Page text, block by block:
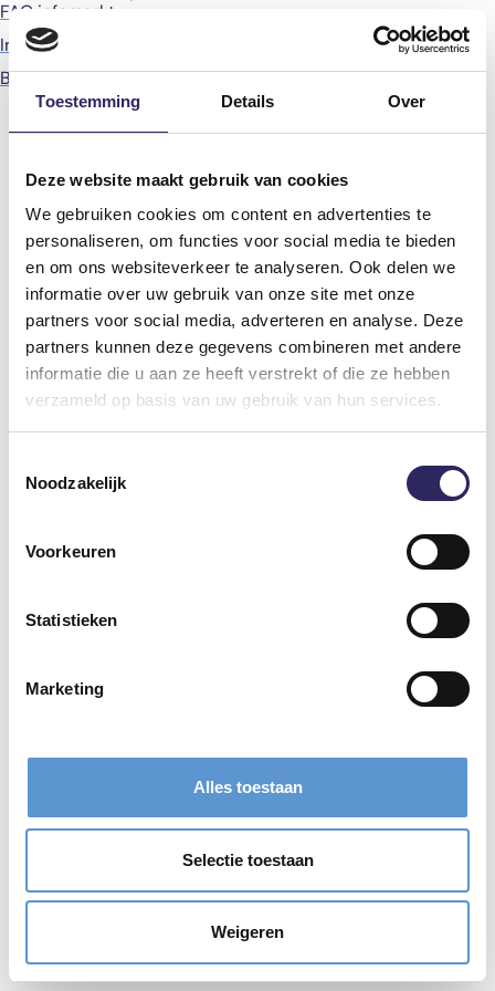
Toestemming Details Over
Deze website maakt gebruik van cookies
We gebruiken cookies om content en advertenties te
personaliseren, om functies voor social media te bieden
en om ons websiteverkeer te analyseren. Ook delen we
informatie over uw gebruik van onze site met onze
partners voor social media, adverteren en analyse. Deze
partners kunnen deze gegevens combineren met andere
informatie die u aan ze heeft verstrekt of die ze hebben
verzameld op basis van uw gebruik van hun services.
Noodzakelijk
Voorkeuren
Statistieken
Marketing
Alles toestaan
Selectie toestaan
Weigeren
FAQ infomarkt
Informatiepanelen infomarkt
Brochure infomarkt